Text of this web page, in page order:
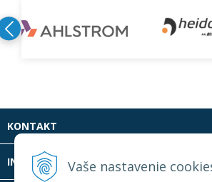
Vaše nastavenie
KONTAKT
INFOLINKA